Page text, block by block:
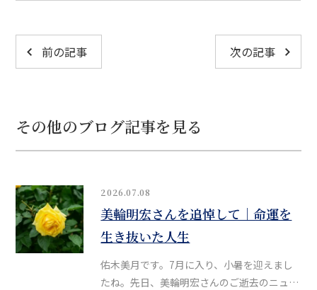
前の記事 次の記事
その他のブログ記事を見る
2026.07.08
美輪明宏さんを追悼して｜命運を
生き抜いた人生
佑木美月です。7月に入り、小暑を迎えまし
たね。先日、美輪明宏さんのご逝去のニュー